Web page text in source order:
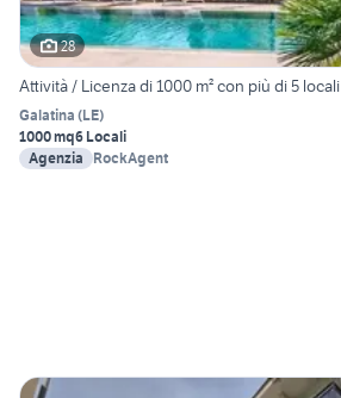
28
Attività / Licenza di 1000 m² con più di 5 locali
Galatina (LE)
1000 mq6 Locali
Agenzia
RockAgent